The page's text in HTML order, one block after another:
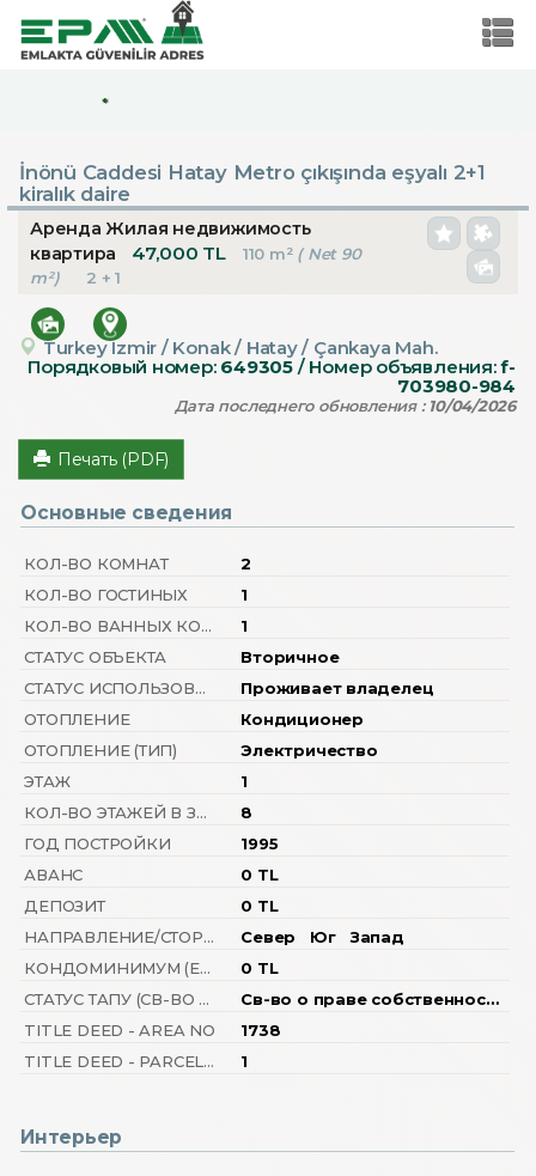
*
İnönü Caddesi Hatay Metro çıkışında eşyalı 2+1
kiralık daire
Аренда Жилая недвижимость
квартира
47,000 TL 110 m² ( Net 90
m²)
2 + 1
Turkey Izmir / Konak/ Hatay/ Çankaya Mah.
Порядковый номер: 649305 / Номер объявления:f-
703980-984
Дата последнего обновления : 10/04/2026
Печать (PDF)
Основные сведения
КОЛ-ВО КОМНАТ
2
КОЛ-ВО ГОСТИНЫХ
1
КОЛ-ВО ВАННЫХ КОМНАТ
1
СТАТУС ОБЪЕКТА
Вторичное
СТАТУС ИСПОЛЬЗОВАНИЯ
Проживает владелец
ОТОПЛЕНИЕ
Кондиционер
ОТОПЛЕНИЕ (ТИП)
Электричество
ЭТАЖ
1
КОЛ-ВО ЭТАЖЕЙ В ЗДАНИИ
8
ГОД ПОСТРОЙКИ
1995
АВАНС
0 TL
ДЕПОЗИТ
0 TL
НАПРАВЛЕНИЕ/СТОРОНА
Север Юг
Запад
КОНДОМИНИМУМ (ЕЖЕМЕСЯЧН.ПЛАТЕЖИ ЗА ОБСЛУЖИВАНИЕ)
0 TL
СТАТУС ТАПУ (СВ-ВО О ПРАВЕ СОБСТВЕННОСТИ)
Св-во о праве собственности с кондоминимумом
TITLE DEED - AREA NO
1738
TITLE DEED - PARCEL NO
1
Интерьер